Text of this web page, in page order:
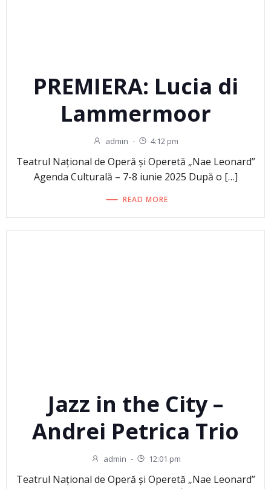
PREMIERA: Lucia di
Lammermoor
admin - 4:12 pm
Teatrul Național de Operă și Operetă „Nae Leonard”
Agenda Culturală – 7-8 iunie 2025 După o […]
READ MORE
Jazz in the City –
Andrei Petrica Trio
admin - 12:01 pm
Teatrul Național de Operă și Operetă „Nae Leonard”